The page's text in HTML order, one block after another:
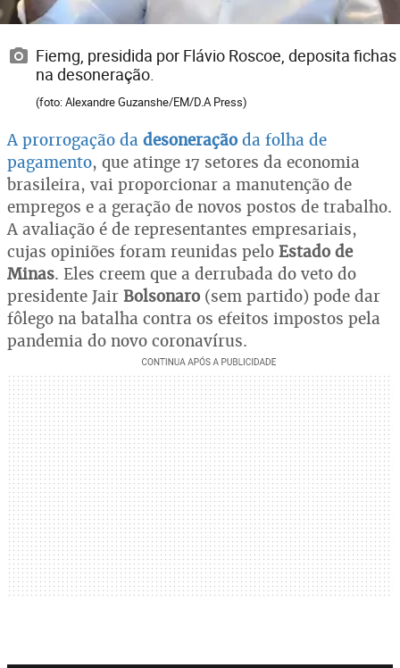
Fiemg, presidida por Flávio Roscoe, deposita fichas
na desoneração.
(foto: Alexandre Guzanshe/EM/D.A Press)
A prorrogação da desoneraçãoda folha de
pagamento, que atinge 17 setores da economia
brasileira, vai proporcionar a manutenção de
empregos e a geração de novos postos de trabalho.
A avaliação é de representantes empresariais,
cujas opiniões foram reunidas pelo Estado de
Minas. Eles creem que a derrubada do veto do
presidente Jair Bolsonaro (sem partido) pode dar
fôlego na batalha contra os efeitos impostos pela
pandemia do novo coronavírus.